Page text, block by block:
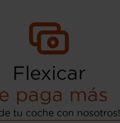
Flexicar
paga más
tu coche con nosotros!